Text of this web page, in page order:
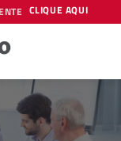
CLIQUE AQUI